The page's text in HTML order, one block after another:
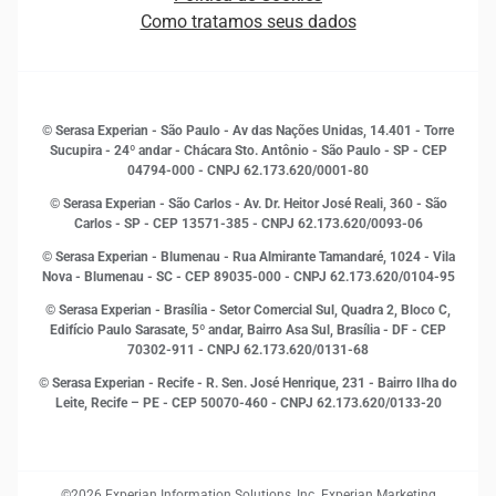
Estudos e Pesquisas
Inovação e Tecnologia
Leis e impostos
Marketing
Open Finance
Proteção de Dados
Sustentabilidade Corporativa
Sala de Imprensa
Como tratamos seus dados
© Serasa Experian - São Paulo - Av das Nações Unidas, 14.401 - Torre
Sucupira - 24º andar - Chácara Sto. Antônio - São Paulo - SP - CEP
04794-000 - CNPJ 62.173.620/0001-80
© Serasa Experian - São Carlos - Av. Dr. Heitor José Reali, 360 - São
Carlos - SP - CEP 13571-385 - CNPJ 62.173.620/0093-06
© Serasa Experian - Blumenau - Rua Almirante Tamandaré, 1024 - Vila
Nova - Blumenau - SC - CEP 89035-000 - CNPJ 62.173.620/0104-95
© Serasa Experian - Brasília - Setor Comercial Sul, Quadra 2, Bloco C,
Edifício Paulo Sarasate, 5º andar, Bairro Asa Sul, Brasília - DF - CEP
70302-911 - CNPJ 62.173.620/0131-68
© Serasa Experian - Recife - R. Sen. José Henrique, 231 - Bairro Ilha do
Leite, Recife – PE - CEP 50070-460 - CNPJ 62.173.620/0133-20